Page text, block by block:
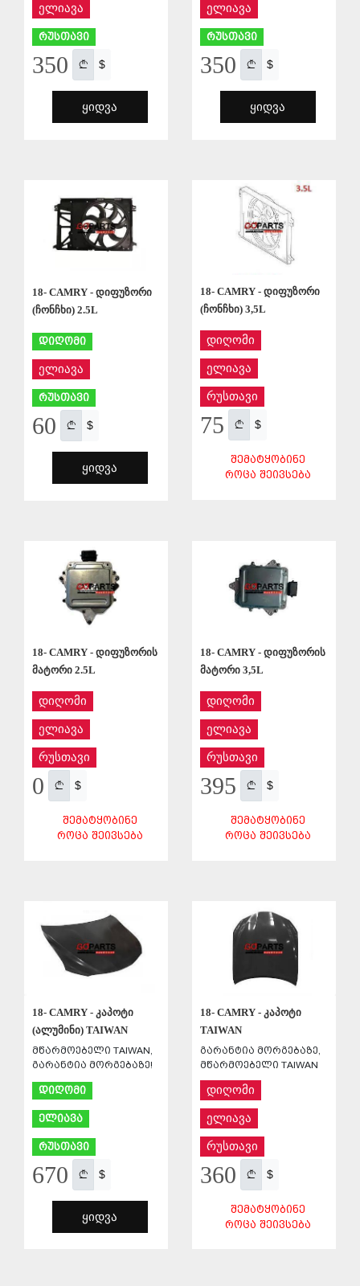
ელიავა
რუსთავი
350 $
ᲧᲘᲓᲕᲐ
ელიავა
რუსთავი
350 $
ᲧᲘᲓᲕᲐ
18- CAMRY - დიფუზორი
(ჩონჩხი) 2.5L
დიღომი
ელიავა
რუსთავი
60 $
ᲧᲘᲓᲕᲐ
18- CAMRY - დიფუზორი
(ჩონჩხი) 3,5L
დიღომი
ელიავა
რუსთავი
75 $
ᲨᲔᲛᲐᲢᲧᲝᲑᲘᲜᲔ
ᲠᲝᲪᲐ ᲨᲔᲘᲕᲡᲔᲑᲐ
18- CAMRY - დიფუზორის
მატორი 2.5L
დიღომი
ელიავა
რუსთავი
0 $
ᲨᲔᲛᲐᲢᲧᲝᲑᲘᲜᲔ
ᲠᲝᲪᲐ ᲨᲔᲘᲕᲡᲔᲑᲐ
18- CAMRY - დიფუზორის
მატორი 3,5L
დიღომი
ელიავა
რუსთავი
395 $
ᲨᲔᲛᲐᲢᲧᲝᲑᲘᲜᲔ
ᲠᲝᲪᲐ ᲨᲔᲘᲕᲡᲔᲑᲐ
18- CAMRY - კაპოტი
(ალუმინი) TAIWAN
მწარმოებელი TAIWAN,
გარანტია მორგებაზე!
დიღომი
ელიავა
რუსთავი
670 $
ᲧᲘᲓᲕᲐ
18- CAMRY - კაპოტი
TAIWAN
გარანტია მორგებაზე,
მწარმოებელი TAIWAN
დიღომი
ელიავა
რუსთავი
360 $
ᲨᲔᲛᲐᲢᲧᲝᲑᲘᲜᲔ
ᲠᲝᲪᲐ ᲨᲔᲘᲕᲡᲔᲑᲐ